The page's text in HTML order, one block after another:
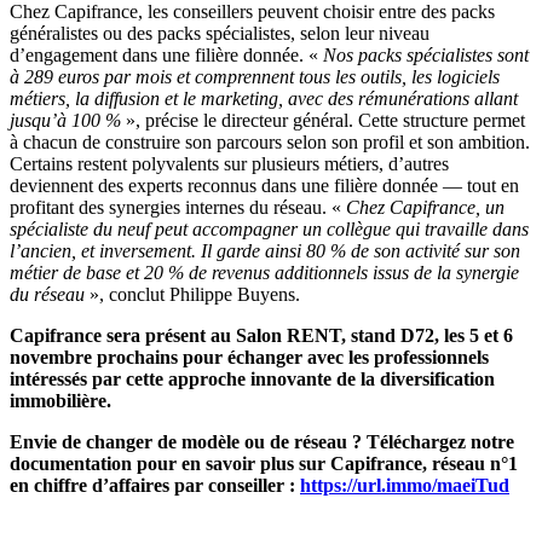
Chez Capifrance, les conseillers peuvent choisir entre des packs
généralistes ou des packs spécialistes, selon leur niveau
d’engagement dans une filière donnée. « Nos packs spécialistes sont
à 289 euros par mois et comprennent tous les outils, les logiciels
métiers, la diffusion et le marketing, avec des rémunérations allant
jusqu’à 100 % », précise le directeur général. Cette structure permet
à chacun de construire son parcours selon son profil et son ambition.
Certains restent polyvalents sur plusieurs métiers, d’autres
deviennent des experts reconnus dans une filière donnée — tout en
profitant des synergies internes du réseau. « Chez Capifrance, un
spécialiste du neuf peut accompagner un collègue qui travaille dans
l’ancien, et inversement. Il garde ainsi 80 % de son activité sur son
métier de base et 20 % de revenus additionnels issus de la synergie
du réseau », conclut Philippe Buyens.
Capifrance sera présent au Salon RENT, stand D72, les 5 et 6
novembre prochains pour échanger avec les professionnels
intéressés par cette approche innovante de la diversification
immobilière.
Envie de changer de modèle ou de réseau ? Téléchargez notre
documentation pour en savoir plus sur Capifrance, réseau n°1
en chiffre d’affaires par conseiller : https://url.immo/maeiTud